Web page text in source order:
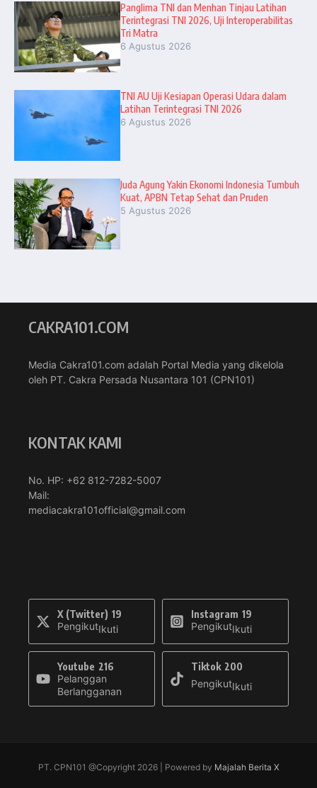
Panglima TNI dan Menhan Tinjau Latihan
Terintegrasi TNI 2026, Uji Interoperabilitas
Tri Matra
6 Agustus 2026
TNI AU Uji Kesiapan Operasi Udara dalam
Latihan Terintegrasi TNI 2026
6 Agustus 2026
Juda Agung Yakin Ekonomi Indonesia Tumbuh
Kuat, APBN Tetap Sehat dan Pruden
5 Agustus 2026
CAKRA101.COM
Media Cakra101.com adalah Portal Media yang dikelola
oleh PT. Cakra Persada Nusantara 101 (CPN101)
KONTAK KAMI
No. HP: +62 812-7282-5007
Mail:
mediacakra101official@gmail.com
X (Twitter) 19
PengikutIkuti
Instagram 19
PengikutIkuti
Youtube 216
Pelanggan
Berlangganan
Tiktok 200
PengikutIkuti
PT. CPN101 @Copyright 2026 | Powered by Majalah Berita X